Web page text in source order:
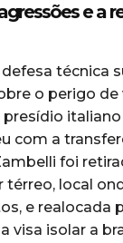
e a
técnica
o perigo de
presídio
com a
foi
térreo, local
e realocada
visa isolar a